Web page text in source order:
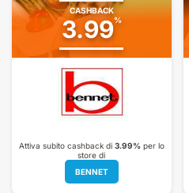
CASHBACK
3.99%
Attiva subito cashback di 3.99%per lo
store di
BENNET